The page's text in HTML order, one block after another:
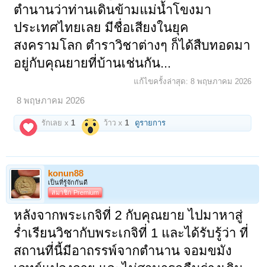
ตำนานว่าท่านเดินข้ามแม่น้ำโขงมา
ประเทศไทยเลย มีชื่อเสียงในยุค
สงครามโลก ตำราวิชาต่างๆ ก็ได้สืบทอดมา
อยู่กับคุณยายที่บ้านเช่นกัน...
แก้ไขครั้งล่าสุด: 8 พฤษภาคม 2026
8 พฤษภาคม 2026
รักเลย x 1 ว้าว x 1 ดูรายการ
konun88
เป็นที่รู้จักกันดี
สมาชิก Premium
หลังจากพระเกจิที่ 2 กับคุณยาย ไปมาหาสู่
ร่ำเรียนวิชากับพระเกจิที่ 1 และได้รับรู้ว่า ที่
สถานที่นี้มีอาถรรพ์จากตำนาน จอมขมัง